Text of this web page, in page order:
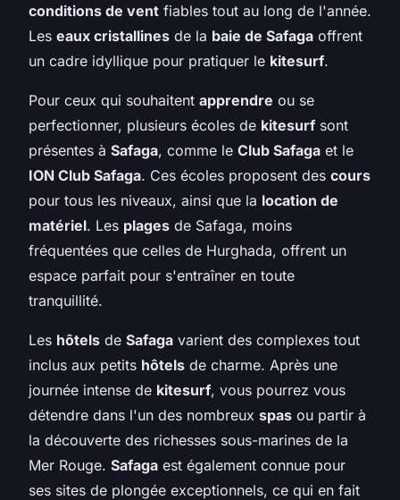
conditions de vent fiables tout au long de l'année.
Les eaux cristallines de la baie de Safaga offrent
un cadre idyllique pour pratiquer le kitesurf.
Pour ceux qui souhaitent apprendre ou se
perfectionner, plusieurs écoles de kitesurf sont
présentes à Safaga, comme le Club Safaga et le
ION Club Safaga. Ces écoles proposent des cours
pour tous les niveaux, ainsi que la location de
matériel. Les plages de Safaga, moins
fréquentées que celles de Hurghada, offrent un
espace parfait pour s'entraîner en toute
tranquillité.
Les hôtels de Safaga varient des complexes tout
inclus aux petits hôtels de charme. Après une
journée intense de kitesurf, vous pourrez vous
détendre dans l'un des nombreux spas ou partir à
la découverte des richesses sous-marines de la
Mer Rouge. Safaga est également connue pour
ses sites de plongée exceptionnels, ce qui en fait